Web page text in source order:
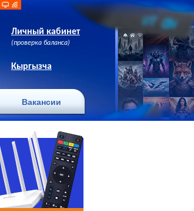
Личный кабинет
(проверка баланса)
Кыргызча
Вакансии